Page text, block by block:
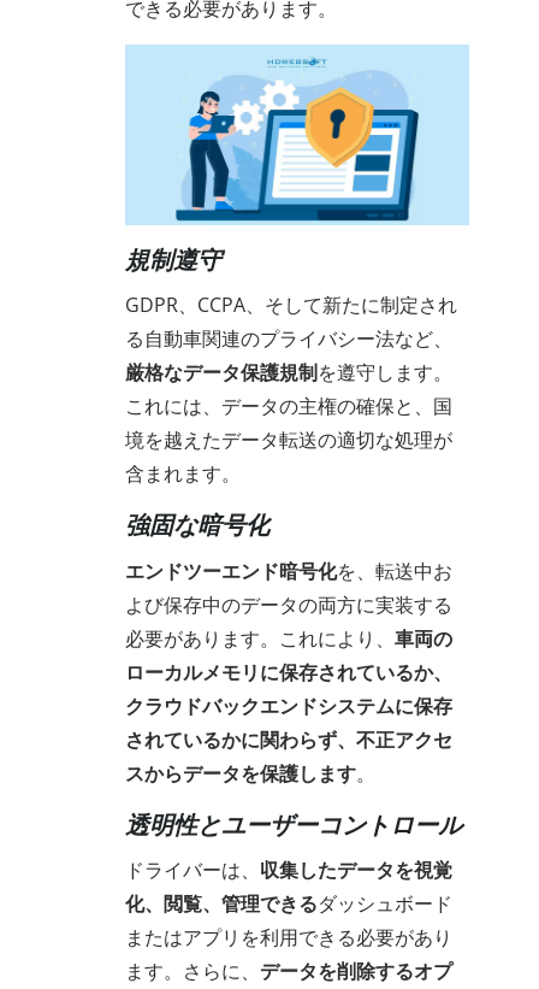
できる必要があります。
規制遵守
GDPR、CCPA、そして新たに制定され
る自動車関連のプライバシー法など、
厳格なデータ保護規制を遵守します。
これには、データの主権の確保と、国
境を越えたデータ転送の適切な処理が
含まれます。
強固な暗号化
エンドツーエンド暗号化を、転送中お
よび保存中のデータの両方に実装する
必要があります。これにより、 車両の
ローカルメモリに保存されているか、
クラウドバックエンドシステムに保存
されているかに関わらず、不正アクセ
スからデータを保護します。
透明性とユーザーコントロール
ドライバーは、 収集したデータを視覚
化、閲覧、管理できるダッシュボード
またはアプリを利用できる必要があり
ます。さらに、 データを削除するオプ